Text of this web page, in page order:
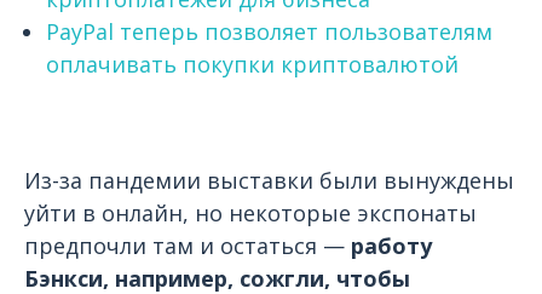
PayPal теперь позволяет пользователям
оплачивать покупки криптовалютой
Из-за пандемии выставки были вынуждены
уйти в онлайн, но некоторые экспонаты
предпочли там и остаться — работу
Бэнкси, например, сожгли, чтобы